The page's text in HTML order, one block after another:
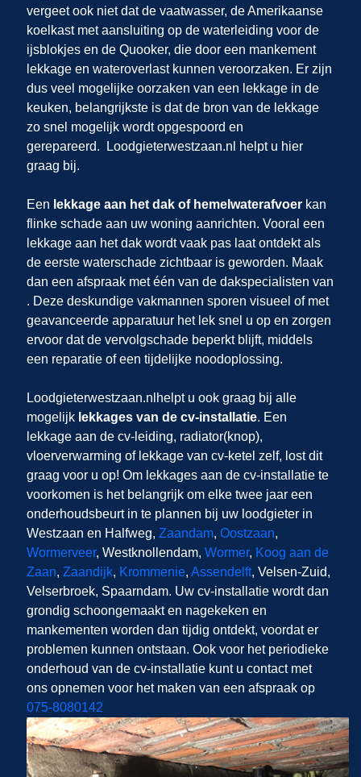
vergeet ook niet dat de vaatwasser, de Amerikaanse
koelkast met aansluiting op de waterleiding voor de
ijsblokjes en de Quooker, die door een mankement
lekkage en wateroverlast kunnen veroorzaken. Er zijn
dus veel mogelijke oorzaken van een lekkage in de
keuken, belangrijkste is dat de bron van de lekkage
zo snel mogelijk wordt opgespoord en
gerepareerd.
Loodgieterwestzaan.nl helpt u hier
graag bij.
Een lekkage aan het dak of hemelwaterafvoerkan
flinke schade aan uw woning aanrichten. Vooral een
lekkage aan het dak wordt vaak pas laat ontdekt als
de eerste waterschade zichtbaar is geworden. Maak
dan een afspraak met één van de dakspecialisten van
. Deze deskundige vakmannen sporen visueel of met
geavanceerde apparatuur het lek snel u op en zorgen
ervoor dat de vervolgschade beperkt blijft, middels
een reparatie of een tijdelijke noodoplossing.
Loodgieterwestzaan.nl helpt u ook graag bij alle
mogelijk lekkages van de cv-installatie. Een
lekkage aan de cv-leiding, radiator(knop),
vloerverwarming of lekkage van cv-ketel zelf, lost dit
graag voor u op! Om lekkages aan de cv-installatie te
voorkomen is het belangrijk om elke twee jaar een
onderhoudsbeurt in te plannen bij uw loodgieter in
Westzaan en Halfweg, Zaandam, Oostzaan,
Wormerveer, Westknollendam, Wormer, Koog aan de
Zaan, Zaandijk, Krommenie, Assendelft, Velsen-Zuid,
Velserbroek, Spaarndam. Uw cv-installatie wordt dan
grondig schoongemaakt en nagekeken en
mankementen worden dan tijdig ontdekt, voordat er
problemen kunnen ontstaan. Ook voor het periodieke
onderhoud van de cv-installatie kunt u contact met
ons opnemen voor het maken van een afspraak op
075-8080142